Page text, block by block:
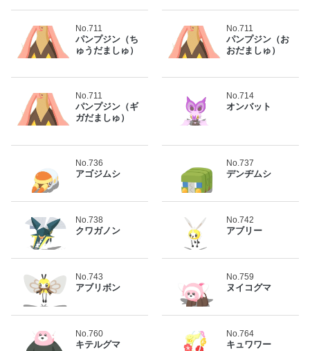
No.711
パンプジン（ち
ゅうだましゅ）
No.711
パンプジン（お
おだましゅ）
No.711
パンプジン（ギ
ガだましゅ）
No.714
オンバット
No.736
アゴジムシ
No.737
デンヂムシ
No.738
クワガノン
No.742
アブリー
No.743
アブリボン
No.759
ヌイコグマ
No.760
キテルグマ
No.764
キュワワー